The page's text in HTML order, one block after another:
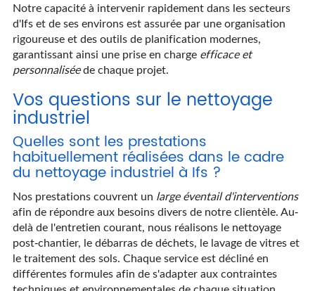
Notre capacité à intervenir rapidement dans les secteurs
d'Ifs et de ses environs est assurée par une organisation
rigoureuse et des outils de planification modernes,
garantissant ainsi une prise en charge efficace et
personnaliséede chaque projet.
Vos questions sur le nettoyage
industriel
Quelles sont les prestations
habituellement réalisées dans le cadre
du nettoyage industriel à Ifs ?
Nos prestations couvrent un large éventail d'interventions
afin de répondre aux besoins divers de notre clientèle. Au-
delà de l'entretien courant, nous réalisons le nettoyage
post-chantier, le débarras de déchets, le lavage de vitres et
le traitement des sols. Chaque service est décliné en
différentes formules afin de s'adapter aux contraintes